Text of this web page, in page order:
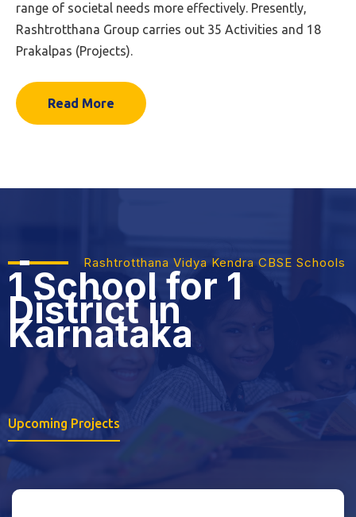
range of societal needs more effectively. Presently,
Rashtrotthana Group carries out 35 Activities and 18
Prakalpas (Projects).
Read More
Rashtrotthana Vidya Kendra CBSE Schools
1 School for 1
Districtin
Karnataka
Upcoming Projects